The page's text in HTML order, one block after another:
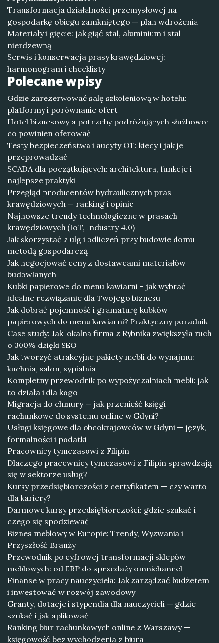
Transformacja działalności przemysłowej na
gospodarkę obiegu zamkniętego — plan wdrożenia
Materiały i gięcie: jak giąć stal, aluminium i stal
nierdzewną
Serwis i konserwacja prasy krawędziowej:
harmonogram i checklisty
Polecane wpisy
Gdzie zarezerwować salę szkoleniową w hotelu:
platformy i porównanie ofert
Hotel biznesowy a potrzeby podróżujących służbowo:
co powinien oferować
Testy bezpieczeństwa i audyty OT: kiedy i jak je
przeprowadzać
SCADA dla początkujących: architektura, funkcje i
najlepsze praktyki
Przegląd producentów hydraulicznych pras
krawędziowych — ranking i opinie
Najnowsze trendy technologiczne w prasach
krawędziowych (IoT, Industry 4.0)
Jak skorzystać z ulg i odliczeń przy budowie domu
metodą gospodarczą
Jak negocjować ceny z dostawcami materiałów
budowlanych
Kubki papierowe do menu kawiarni - jak wybrać
idealne rozwiązanie dla Twojego biznesu
Jak dobrać pojemność i gramaturę kubków
papierowych do menu kawiarni? Praktyczny poradnik
Case study: Jak lokalna firma z Rybnika zwiększyła ruch
o 300% dzięki SEO
Jak tworzyć atrakcyjne pakiety mebli do wynajmu:
kuchnia, salon, sypialnia
Kompletny przewodnik po wypożyczalniach mebli: jak
to działa i dla kogo
Migracja do chmury — jak przenieść księgi
rachunkowe do systemu online w Gdyni?
Usługi księgowe dla obcokrajowców w Gdyni — język,
formalności i podatki
Pracownicy tymczasowi z Filipin
Dlaczego pracownicy tymczasowi z Filipin sprawdzają
się w sektorze usług?
Kursy przedsiębiorczości z certyfikatem — czy warto
dla kariery?
Darmowe kursy przedsiębiorczości: gdzie szukać i
czego się spodziewać
Biznes meblowy w Europie: Trendy, Wyzwania i
Przyszłość Branży
Przewodnik po cyfrowej transformacji sklepów
meblowych: od ERP do sprzedaży omnichannel
Finanse w pracy nauczyciela: Jak zarządzać budżetem
i inwestować w rozwój zawodowy
Granty, dotacje i stypendia dla nauczycieli — gdzie
szukać i jak aplikować
Ranking biur rachunkowych online z Warszawy —
księgowość bez wychodzenia z biura